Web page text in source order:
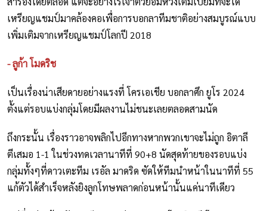
เหรียญแชมป์มาคล้องคอเพื่อการบอกลาทีมชาติอย่างสมบูรณ์แบบ
เพิ่มเติมจากเหรียญแชมป์โลกปี 2018
- ลูก้า โมดริช
เป็นเรื่องน่าเสียดายอย่างแรงที่ โครเอเชีย บอกลาศึก ยูโร 2024
ตั้งแต่รอบแบ่งกลุ่มโดยมีผลงานไม่ชนะเลยตลอดสามนัด
ถึงกระนั้น เรื่องราวอาจพลิกไปอีกทางหากพวกเขาจะไม่ถูก อิตาลี
ตีเสมอ 1-1 ในช่วงทดเวลานาทีที่ 90+8 นัดสุดท้ายของรอบแบ่ง
กลุ่มทั้งๆที่ดาวเตะทีม เรอัล มาดริด ซัดให้ทีมนำหน้าในนาทีที่ 55
แก้ตัวได้สำเร็จหลังยิงลูกโทษพลาดก่อนหน้านั้นแค่นาทีเดียว